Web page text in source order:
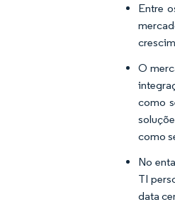
Entre
O
como
como
No
TI
data